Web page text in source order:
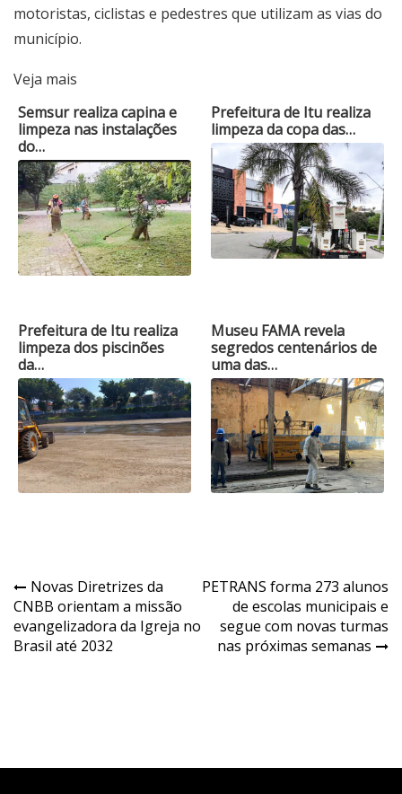
motoristas, ciclistas e pedestres que utilizam as vias do
município.
Veja mais
Semsur realiza capina e
limpeza nas instalações
do…
Prefeitura de Itu realiza
limpeza da copa das…
Prefeitura de Itu realiza
limpeza dos piscinões
da…
Museu FAMA revela
segredos centenários de
uma das…
Navegação
de
Post
Novas Diretrizes da
CNBB orientam a missão
evangelizadora da Igreja no
Brasil até 2032
PETRANS forma 273 alunos
de escolas municipais e
segue com novas turmas
nas próximas semanas